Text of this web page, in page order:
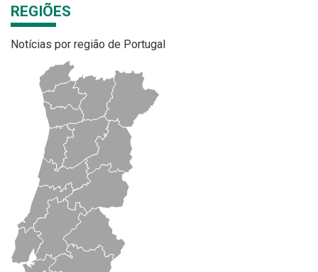
REGIÕES
Notícias por região de Portugal